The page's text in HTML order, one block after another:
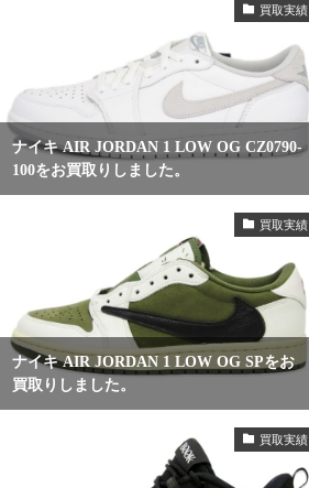
買取実績
ナイキ AIR JORDAN 1 LOW OG CZ0790-
100をお買取りしました。
買取実績
ナイキ AIR JORDAN 1 LOW OG SPをお
買取りしました。
買取実績